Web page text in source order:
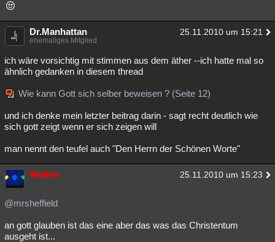
Dr.Manhattan 25.11.2010 um 15:21
ehemaliges Mitglied
ich wäre vorsichtig mit stimmen aus dem äther --ich hatte mal so
ähnlich gedanken in diesem thread
Wie kann Gott sich selber beweisen ? (Seite 12)
und ich denke mein letzter beitrag darin - sagt recht deutlich wie
sich gott zeigt wenn er sich zeigen will
man nennt den teufel auch "Den Herrn der Schönen Worte"
Welten 25.11.2010 um 15:23
@mrsheffield
an gott glauben ist das eine aber das was das Christentum
ausgeht ist...